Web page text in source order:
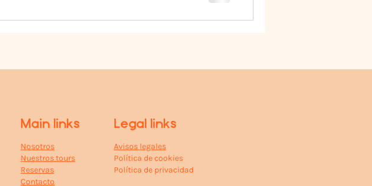
Main links
Nosotros
Nuestros tours
Reservas
Contacto
Legal links
Avisos legales
Política de cookies
Política de privacidad